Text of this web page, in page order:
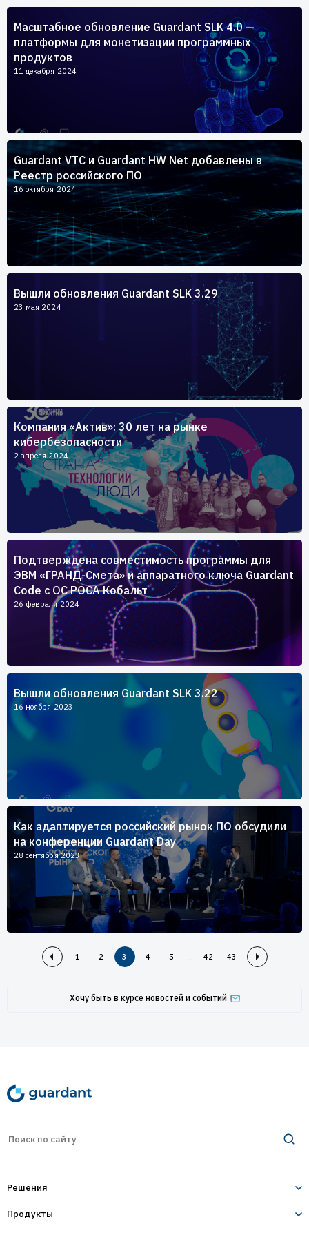
Пресс-центр
Новости
Мероприятия
Пользователям
Техническая поддержка
Масштабное обновление Guardant SLK 4.0 —
платформы для монетизации программных
продуктов
11 декабря 2024
Guardant VTC и Guardant HW Net добавлены в
Реестр российского ПО
16 октября 2024
Вышли обновления Guardant SLK 3.29
23 мая 2024
Компания «Актив»: 30 лет на рынке
кибербезопасности
2 апреля 2024
Подтверждена совместимость программы для
ЭВМ «ГРАНД-Смета» и аппаратного ключа Guardant
Code c ОС РОСА Кобальт
26 февраля 2024
Вышли обновления Guardant SLK 3.22
16 ноября 2023
Как адаптируется российский рынок ПО обсудили
на конференции Guardant Day
28 сентября 2023
1 2 3 4 5 ... 42 43
Хочу быть в курсе новостей и событий
Решения
Лицензирование и защита ПО
Продукты